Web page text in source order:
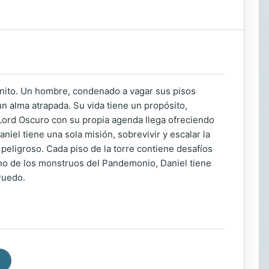
Un hombre, condenado a vagar sus pisos
alma atrapada. Su vida tiene un propósito,
Oscuro con su propia agenda llega ofreciendo
tiene una sola misión, sobrevivir y escalar la
Cada piso de la torre contiene desafíos
de los monstruos del Pandemonio, Daniel tiene